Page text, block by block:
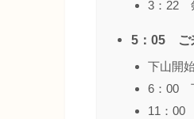
3：22
5：05 ご
下山開
6：00
11：00